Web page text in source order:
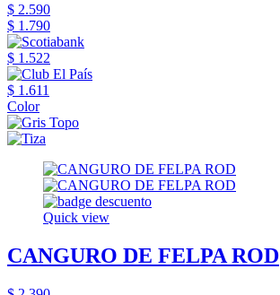
$ 2.590
$ 1.790
$ 1.522
$ 1.611
Color
Quick view
CANGURO DE FELPA ROD